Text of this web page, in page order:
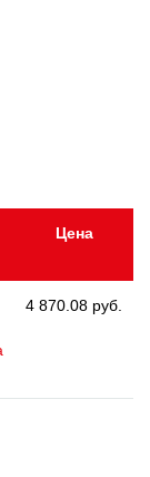
Цена
4 870.08 руб.